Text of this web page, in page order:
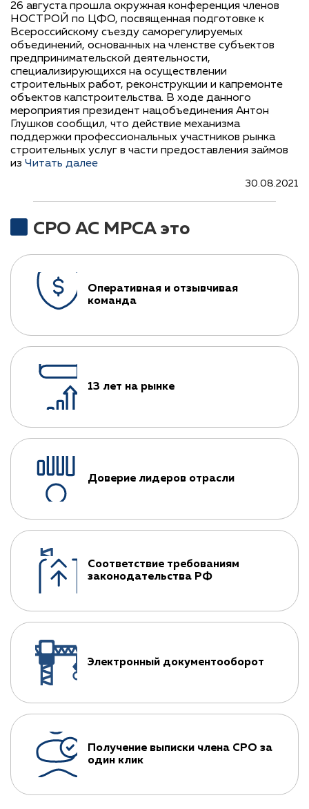
26 августа прошла окружная конференция членов
НОСТРОЙ по ЦФО, посвященная подготовке к
Всероссийскому съезду саморегулируемых
объединений, основанных на членстве субъектов
предпринимательской деятельности,
специализирующихся на осуществлении
строительных работ, реконструкции и капремонте
объектов капстроительства. В ходе данного
мероприятия президент нацобъединения Антон
Глушков сообщил, что действие механизма
поддержки профессиональных участников рынка
строительных услуг в части предоставления займов
из Читать далее
30.08.2021
СРО АС МРСА это
Оперативная и отзывчивая
команда
13 лет на рынке
Доверие лидеров отрасли
Соответствие требованиям
законодательства РФ
Электронный документооборот
Получение выписки члена СРО за
один клик